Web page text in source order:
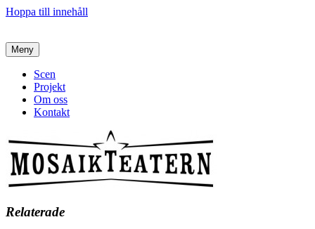
Hoppa till innehåll
Meny
Scen
Projekt
Om oss
Kontakt
Relaterade